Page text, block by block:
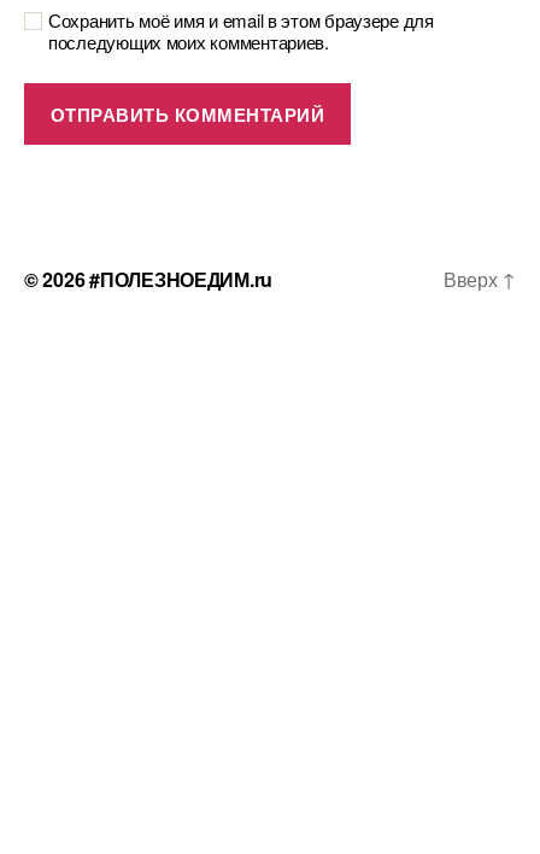
Сохранить моё имя и email в этом браузере для
последующих моих комментариев.
© 2026#ПОЛЕЗНОЕДИМ.ru Вверх ↑